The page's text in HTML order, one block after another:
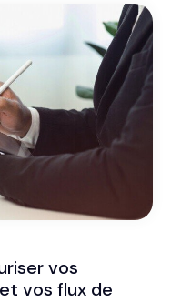
vos
vos flux de